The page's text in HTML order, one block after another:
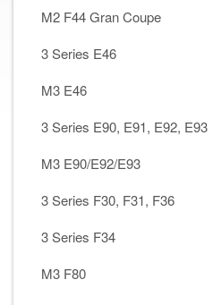
M2 F44 Gran Coupe
3 Series E46
M3 E46
3 Series E90, E91, E92, E93
M3 E90/E92/E93
3 Series F30, F31, F36
3 Series F34
M3 F80